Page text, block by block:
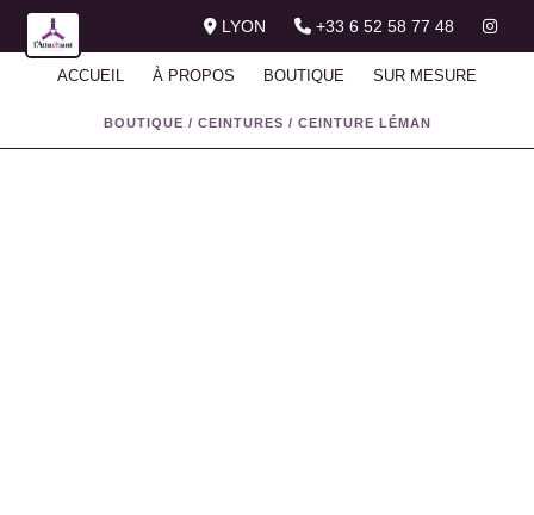
LYON +33 6 52 58 77 48
ACCUEIL À PROPOS BOUTIQUE SUR MESURE
BOUTIQUE / CEINTURES / CEINTURE LÉMAN